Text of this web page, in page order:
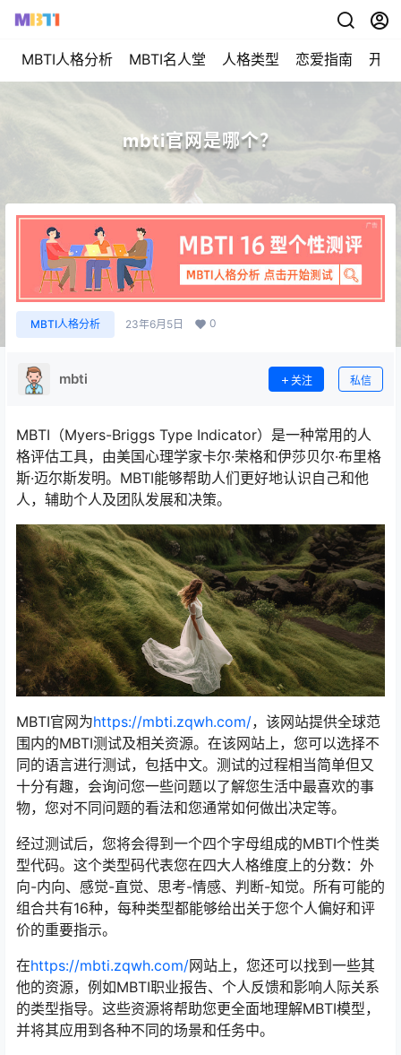
MBTI人格分析 MBTI名人堂 人格类型 恋爱指南 开始
mbti官网是哪个？
MBTI人格分析 23年6月5日 0
mbti 关注 私信
MBTI（Myers-Briggs Type Indicator）是一种常用的人
格评估工具，由美国心理学家卡尔·荣格和伊莎贝尔·布里格
斯·迈尔斯发明。MBTI能够帮助人们更好地认识自己和他
人，辅助个人及团队发展和决策。
MBTI官网为https://mbti.zqwh.com/，该网站提供全球范
围内的MBTI测试及相关资源。在该网站上，您可以选择不
同的语言进行测试，包括中文。测试的过程相当简单但又
十分有趣，会询问您一些问题以了解您生活中最喜欢的事
物，您对不同问题的看法和您通常如何做出决定等。
经过测试后，您将会得到一个四个字母组成的MBTI个性类
型代码。这个类型码代表您在四大人格维度上的分数：外
向-内向、感觉-直觉、思考-情感、判断-知觉。所有可能的
组合共有16种，每种类型都能够给出关于您个人偏好和评
价的重要指示。
在https://mbti.zqwh.com/网站上，您还可以找到一些其
他的资源，例如MBTI职业报告、个人反馈和影响人际关系
的类型指导。这些资源将帮助您更全面地理解MBTI模型，
并将其应用到各种不同的场景和任务中。